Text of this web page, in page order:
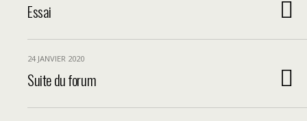
Essai
24 JANVIER 2020
Suite du forum